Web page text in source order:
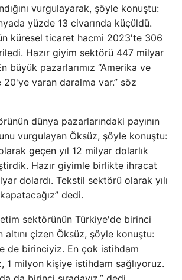
vurgulayarak, şöyle konuştu:
yüzde 13 civarında küçüldü.
küresel ticaret hacmi 2023'te 306
Hazır giyim sektörü 447 milyar
büyük pazarlarımız “Amerika ve
varan daralma var.” söz
dünya pazarlarındaki payının
vurgulayan Öksüz, şöyle konuştu:
geçen yıl 12 milyar dolarlık
Hazır giyimle birlikte ihracat
dolardı. Tekstil sektörü olarak yılı
dedi.
sektörünün Türkiye'de birinci
altını çizen Öksüz, şöyle konuştu:
de birinciyiz. En çok istihdam
1 milyon kişiye istihdam sağlıyoruz.